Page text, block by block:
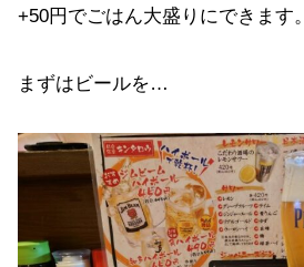
+50円でごはん大盛りにできます。
まずはビールを…